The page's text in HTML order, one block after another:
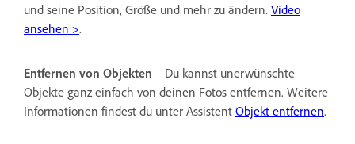
und seine Position, Größe und mehr zu ändern. Video
ansehen >.
Entfernen von Objekten
Du kannst unerwünschte
Objekte ganz einfach von deinen Fotos entfernen. Weitere
Informationen findest du unter Assistent Objekt entfernen.